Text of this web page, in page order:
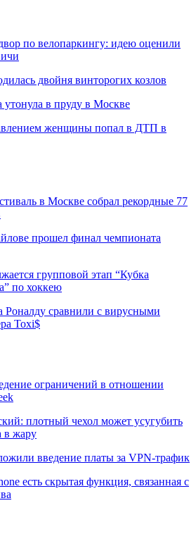
по велопаркингу: идею оценили
двойня винторогих козлов
утонула в пруду в Москве
женщины попал в ДТП в
в Москве собрал рекордные 77
прошел финал чемпионата
групповой этап “Кубка
по хоккею
Роналду сравнили с вирусными
Toxi$
ограничений в отношении
плотный чехол может усугубить
в жару
введение платы за VPN-трафик
есть скрытая функция, связанная с